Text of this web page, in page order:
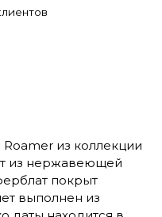
из коллекции
из нержавеющей
покрыт
выполнен из